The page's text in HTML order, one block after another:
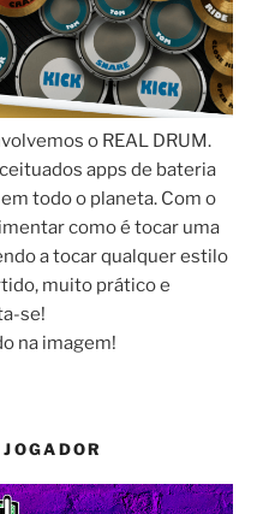
o REAL DRUM.
apps de bateria
todo o planeta. Com o
como é tocar uma
a tocar qualquer estilo
muito prático e
se!
na imagem!